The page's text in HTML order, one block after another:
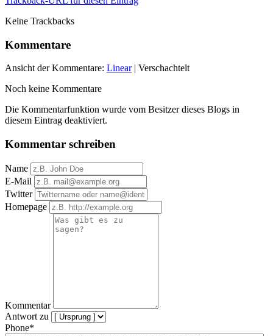
Keine Trackbacks
Kommentare
Ansicht der Kommentare: Linear| Verschachtelt
Noch keine Kommentare
Die Kommentarfunktion wurde vom Besitzer dieses Blogs in
diesem Eintrag deaktiviert.
Kommentar schreiben
Name
E-Mail
Twitter
Homepage
Kommentar
Antwort zu
Phone*